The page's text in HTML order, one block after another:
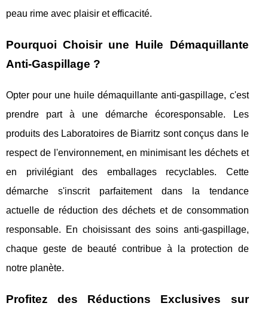
peau rime avec plaisir et efficacité.
Pourquoi Choisir une Huile Démaquillante
Anti-Gaspillage ?
Opter pour une huile démaquillante anti-gaspillage, c'est
prendre part à une démarche écoresponsable. Les
produits des Laboratoires de Biarritz sont conçus dans le
respect de l'environnement, en minimisant les déchets et
en privilégiant des emballages recyclables. Cette
démarche s'inscrit parfaitement dans la tendance
actuelle de réduction des déchets et de consommation
responsable. En choisissant des soins anti-gaspillage,
chaque geste de beauté contribue à la protection de
notre planète.
Profitez des Réductions Exclusives sur